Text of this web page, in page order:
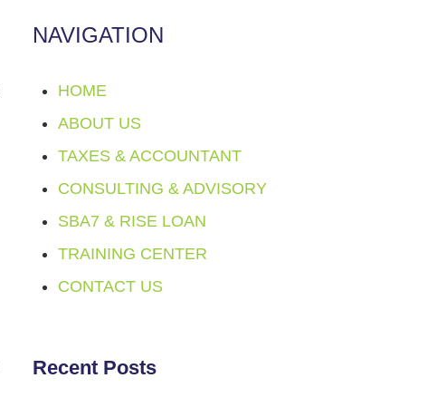
NAVIGATION
HOME
ABOUT US
TAXES & ACCOUNTANT
CONSULTING & ADVISORY
SBA7 & RISE LOAN
TRAINING CENTER
CONTACT US
Recent Posts